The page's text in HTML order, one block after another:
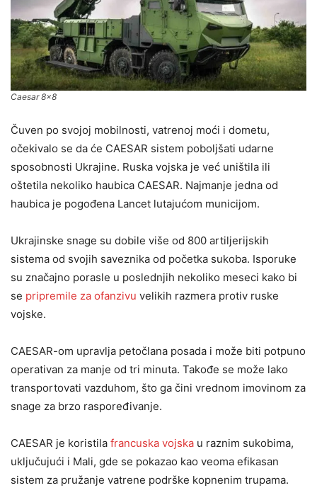
Caesar 8×8
Čuven po svojoj mobilnosti, vatrenoj moći i dometu,
očekivalo se da će CAESAR sistem poboljšati udarne
sposobnosti Ukrajine. Ruska vojska je već uništila ili
oštetila nekoliko haubica CAESAR. Najmanje jedna od
haubica je pogođena Lancet lutajućom municijom.
Ukrajinske snage su dobile više od 800 artiljerijskih
sistema od svojih saveznika od početka sukoba. Isporuke
su značajno porasle u poslednjih nekoliko meseci kako bi
se pripremile za ofanzivu velikih razmera protiv ruske
vojske.
CAESAR-om upravlja petočlana posada i može biti potpuno
operativan za manje od tri minuta. Takođe se može lako
transportovati vazduhom, što ga čini vrednom imovinom za
snage za brzo raspoređivanje.
CAESAR je koristila francuska vojska u raznim sukobima,
uključujući i Mali, gde se pokazao kao veoma efikasan
sistem za pružanje vatrene podrške kopnenim trupama.